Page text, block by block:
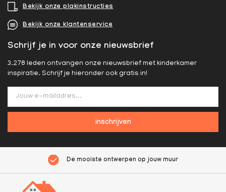
Bekijk onze plakinstructies
Bekijk onze klantenservice
Schrijf je in voor onze nieuwsbrief
3.278 leden ontvangen onze nieuwsbrief met kinderkamer
inspiratie. Schrijf je hieronder ook gratis in!
inschrijven
De mooiste ontwerpen op jouw muur